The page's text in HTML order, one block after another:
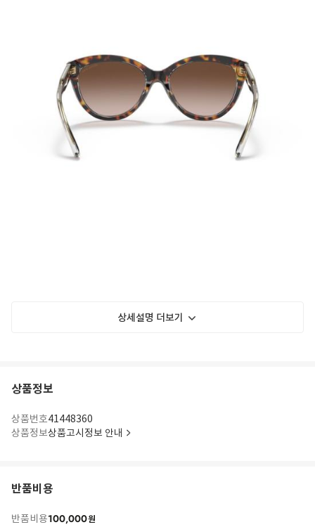
상세설명 더보기
상품정보
상품번호41448360
상품정보상품고시정보 안내
반품비용
반품비용100,000원